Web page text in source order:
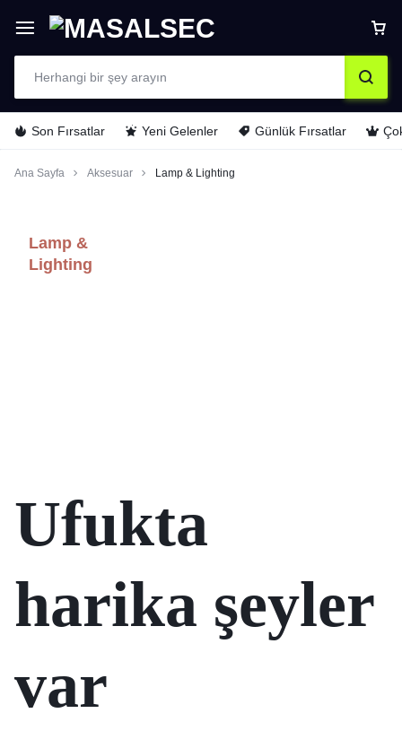
Son Fırsatlar Yeni Gelenler Günlük Fırsatlar
Ana Sayfa Aksesuar Lamp & Lighting
Lamp &
Lighting
Ufukta
harika şeyler
var